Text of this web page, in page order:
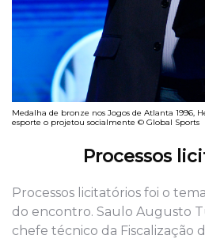
Medalha de bronze nos Jogos de Atlanta 1996,
esporte o projetou socialmente © Global Sports
Processos
Processos licitatórios foi o
do encontro. Saulo Augusto
chefe técnico da Fiscalização